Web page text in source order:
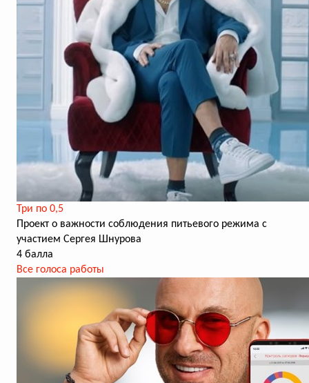
Три по 0,5
Проект о важности соблюдения питьевого режима с
участием Сергея Шнурова
4 балла
Все голоса работы